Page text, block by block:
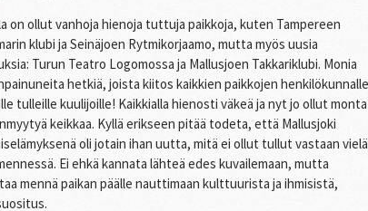
on ollut vanhoja hienoja tuttuja paikkoja, kuten Tampereen
klubi ja Seinäjoen Rytmikorjaamo, mutta myös uusia
Turun Teatro Logomossa ja Mallusjoen Takkariklubi. Monia
hetkiä, joista kiitos kaikkien paikkojen henkilökunnalle
tulleille kuulijoille! Kaikkialla hienosti väkeä ja nyt jo ollut monta
keikkaa. Kyllä erikseen pitää todeta, että Mallusjoki
oli jotain ihan uutta, mitä ei ollut tullut vastaan vielä
Ei ehkä kannata lähteä edes kuvailemaan, mutta
mennä paikan päälle nauttimaan kulttuurista ja ihmisistä,